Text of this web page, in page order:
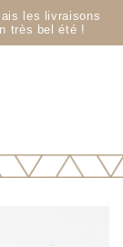
les livraisons
très bel été !